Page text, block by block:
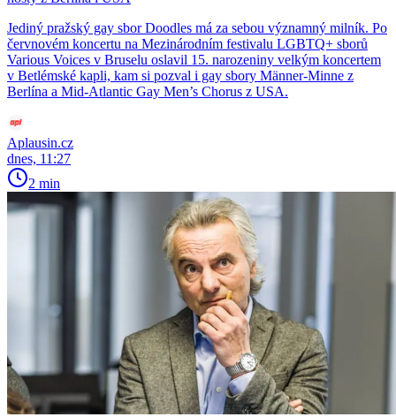
Jediný pražský gay sbor Doodles má za sebou významný milník. Po
červnovém koncertu na Mezinárodním festivalu LGBTQ+ sborů
Various Voices v Bruselu oslavil 15. narozeniny velkým koncertem
v Betlémské kapli, kam si pozval i gay sbory Männer-Minne z
Berlína a Mid-Atlantic Gay Men’s Chorus z USA.
Aplausin.cz
dnes, 11:27
2 min